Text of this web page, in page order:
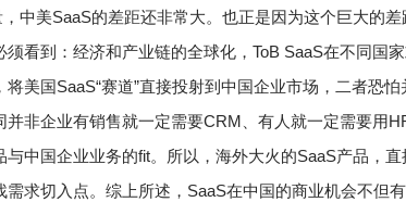
中美SaaS的差距还非常大。也正是因为这个巨大的差
须看到：经济和产业链的全球化，ToB SaaS在不同国
将美国SaaS“赛道”直接投射到中国企业市场，二者恐
并非企业有销售就一定需要CRM、有人就一定需要用
中国企业业务的fit。
所以，海外大火的SaaS产品，
求切入点。 综上所述，SaaS在中国的商业机会不但